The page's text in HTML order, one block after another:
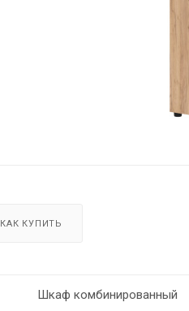
КАК КУПИТЬ
Шкаф комбинированный